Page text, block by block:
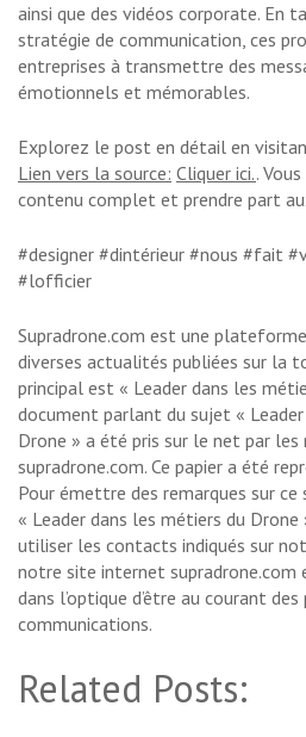
ainsi que des vidéos corporate. En
stratégie de communication, ces
entreprises à transmettre des
émotionnels et mémorables.
Explorez le post en détail en
Lien vers la source: Cliquer ici..
contenu complet et prendre part
#designer #dintérieur #nous #fait
#lofficier
Supradrone.com est une
diverses actualités publiées sur la
principal est « Leader dans les
document parlant du sujet «
Drone » a été pris sur le net par les
supradrone.com. Ce papier a été
Pour émettre des remarques sur
« Leader dans les métiers du
utiliser les contacts indiqués sur
notre site internet supradrone.com
dans l’optique d’être au courant des
communications.
Related Posts: